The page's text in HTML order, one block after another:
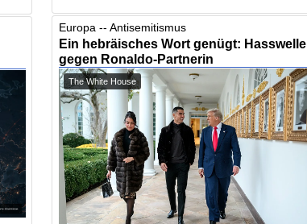
Europa -- Antisemitismus
Ein hebräisches Wort genügt: Hasswelle
gegen Ronaldo-Partnerin
The White House